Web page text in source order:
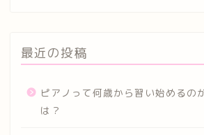
最近の投稿
ピアノって何歳から習い始めるの
は？